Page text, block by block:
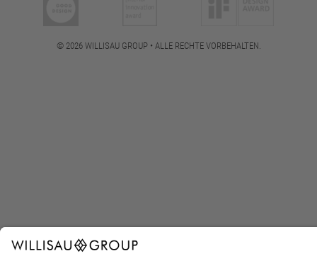
© 2026 WILLISAU GROUP • ALLE RECHTE VORBEHALTEN.